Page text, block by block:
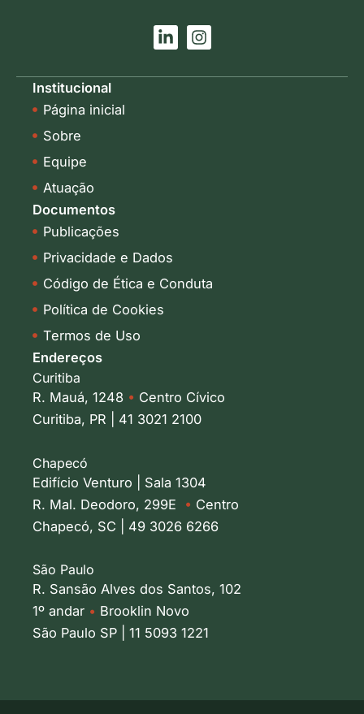
L
i
k
I
n
t
Institucional
Página inicial
Sobre
Equipe
Atuação
Documentos
Publicações
Privacidade e Dados
Código de Ética e Conduta
Política de Cookies
Termos de Uso
Endereços
Curitiba
R. Mauá, 1248 • Centro Cívico
Curitiba, PR | 41 3021 2100
Chapecó
Edifício Venturo | Sala 1304
R. Mal. Deodoro, 299E • Centro
Chapecó, SC | 49 3026 6266
São Paulo
R. Sansão Alves dos Santos, 102
1º andar • Brooklin Novo
São Paulo SP | 11 5093 1221